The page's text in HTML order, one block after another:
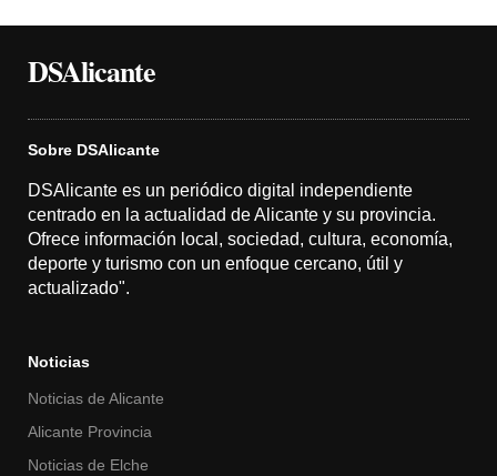
DSAlicante
Sobre DSAlicante
DSAlicante es un periódico digital independiente
centrado en la actualidad de Alicante y su provincia.
Ofrece información local, sociedad, cultura, economía,
deporte y turismo con un enfoque cercano, útil y
actualizado".
Noticias
Noticias de Alicante
Alicante Provincia
Noticias de Elche